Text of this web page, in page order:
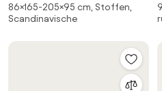
Loméo
86×165-205×95 cm, Stoffen,
Scandinavische